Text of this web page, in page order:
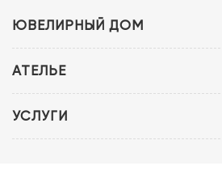
ЮВЕЛИРНЫЙ ДОМ
АТЕЛЬЕ
УСЛУГИ